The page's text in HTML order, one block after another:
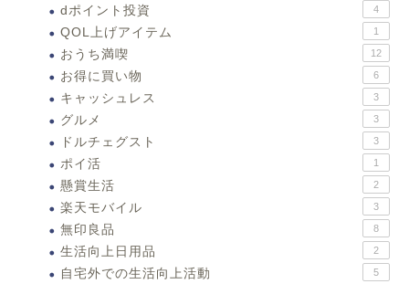
dポイント投資 4
QOL上げアイテム 1
おうち満喫 12
お得に買い物 6
キャッシュレス 3
グルメ 3
ドルチェグスト 3
ポイ活 1
懸賞生活 2
楽天モバイル 3
無印良品 8
生活向上日用品 2
自宅外での生活向上活動 5